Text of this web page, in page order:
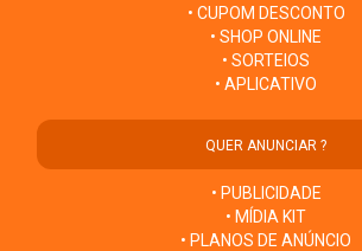
• CUPOM DESCONTO
• SHOP ONLINE
• SORTEIOS
• APLICATIVO
QUER ANUNCIAR ?
• PUBLICIDADE
• MÍDIA KIT
• PLANOS DE ANÚNCIO